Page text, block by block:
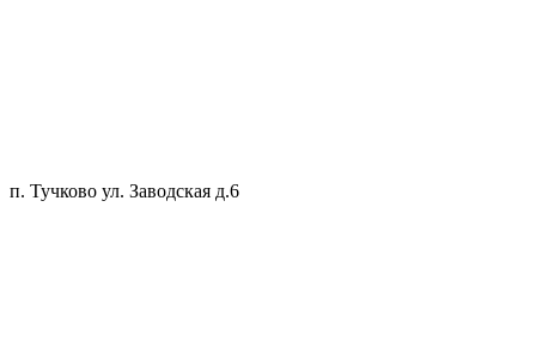
п. Тучково ул. Заводская д.6